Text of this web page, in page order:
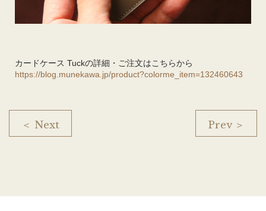
カードケース Tuckの詳細・ご注文はこちらから
https://blog.munekawa.jp/product?colorme_item=132460643
＜ Next Prev ＞